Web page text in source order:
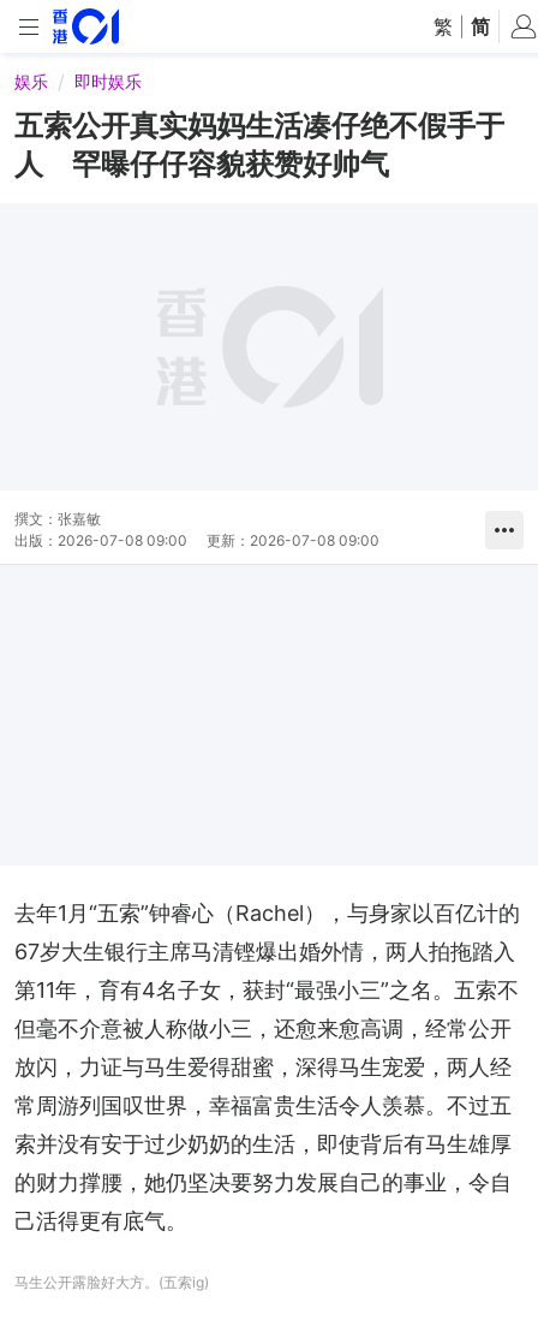
繁 简
娱乐 即时娱乐
五索公开真实妈妈生活凑仔绝不假手于
人 罕曝仔仔容貌获赞好帅气
撰文： 张嘉敏
出版： 2026-07-08 09:00 更新： 2026-07-08 09:00
去年1月“五索”钟睿心（Rachel），与身家以百亿计的
67岁大生银行主席马清铿爆出婚外情，两人拍拖踏入
第11年，育有4名子女，获封“最强小三”之名。五索不
但毫不介意被人称做小三，还愈来愈高调，经常公开
放闪，力证与马生爱得甜蜜，深得马生宠爱，两人经
常周游列国叹世界，幸福富贵生活令人羡慕。不过五
索并没有安于过少奶奶的生活，即使背后有马生雄厚
的财力撑腰，她仍坚决要努力发展自己的事业，令自
己活得更有底气。
马生公开露脸好大方。(五索ig)